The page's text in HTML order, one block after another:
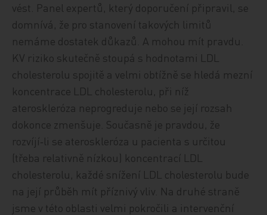
vést. Panel expertů, který doporučení připravil, se
domnívá, že pro stanovení takových limitů
nemáme dostatek důkazů. A mohou mít pravdu.
KV riziko skutečně stoupá s hodnotami LDL
cholesterolu spojitě a velmi obtížně se hledá mezní
koncentrace LDL cholesterolu, při níž
ateroskleróza neprogreduje nebo se její rozsah
dokonce zmenšuje. Současně je pravdou, že
rozvíjí‑li se ateroskleróza u pacienta s určitou
(třeba relativně nízkou) koncentrací LDL
cholesterolu, každé snížení LDL cholesterolu bude
na její průběh mít příznivý vliv. Na druhé straně
jsme v této oblasti velmi pokročili a intervenční